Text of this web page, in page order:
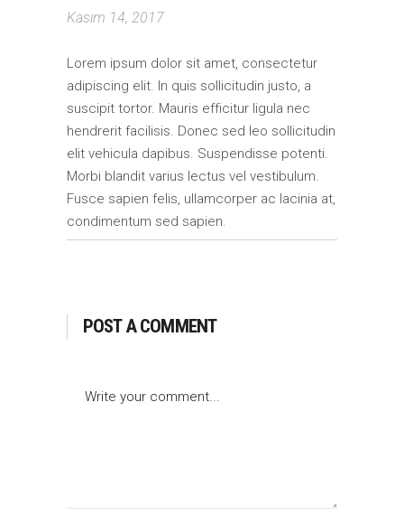
Kasım 14, 2017
Lorem ipsum dolor sit amet, consectetur
adipiscing elit. In quis sollicitudin justo, a
suscipit tortor. Mauris efficitur ligula nec
hendrerit facilisis. Donec sed leo sollicitudin
elit vehicula dapibus. Suspendisse potenti.
Morbi blandit varius lectus vel vestibulum.
Fusce sapien felis, ullamcorper ac lacinia at,
condimentum sed sapien.
POST A COMMENT